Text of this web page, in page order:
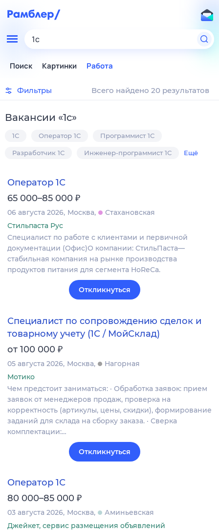
1с
Поиск Картинки Работа
Фильтры Всего найдено 20 результатов
Вакансии «1с»
1С Оператор 1С Программист 1С
Разработчик 1С Инженер-программист 1С Ещё
Оператор 1С
65 000–85 000 ₽
06 августа 2026 Москва
Стахановская
Стильпаста Рус
Специалист по работе с клиентами и первичной
документации (Офис)О компании: СтильПаста—
стабильная компания на рынке производства
продуктов питания для сегмента HoReCa.
Откликнуться
Специалист по сопровождению сделок и
товарному учету (1С / МойСклад)
от 100 000 ₽
05 августа 2026 Москва
Нагорная
Мотико
Чем предстоит заниматься: · Обработка заявок: прием
заявок от менеджеров продаж, проверка на
корректность (артикулы, цены, скидки), формирование
заданий для склада на сборку заказа. · Сверка
комплектации:…
Откликнуться
Оператор 1С
80 000–85 000 ₽
03 августа 2026 Москва
Аминьевская
Джейкет, сервис размещения объявлений